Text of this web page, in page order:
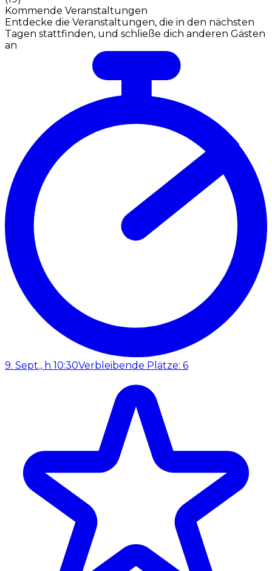
Kommende Veranstaltungen
Entdecke die Veranstaltungen, die in den nächsten
Tagen stattfinden, und schließe dich anderen Gästen
an
9. Sept., h 10:30Verbleibende Plätze: 6